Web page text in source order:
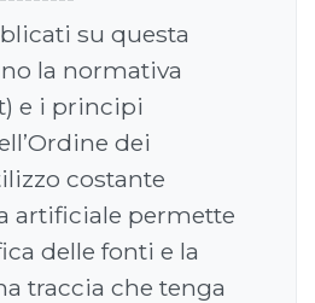
su questa
la normativa
e i principi
dei
costante
artificiale permette
delle fonti e la
traccia che tenga